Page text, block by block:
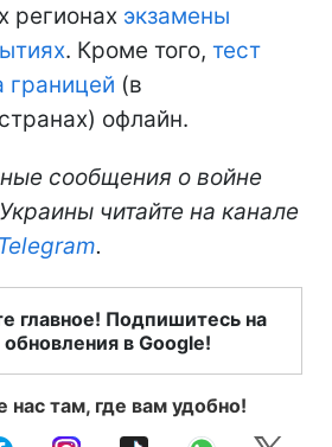
регионах экзамены
. Кроме того, тест
границей (в
офлайн.
сообщения о войне
читайте на канале
.
главное! Подпишитесь на
в Google!
нас там, где вам удобно!